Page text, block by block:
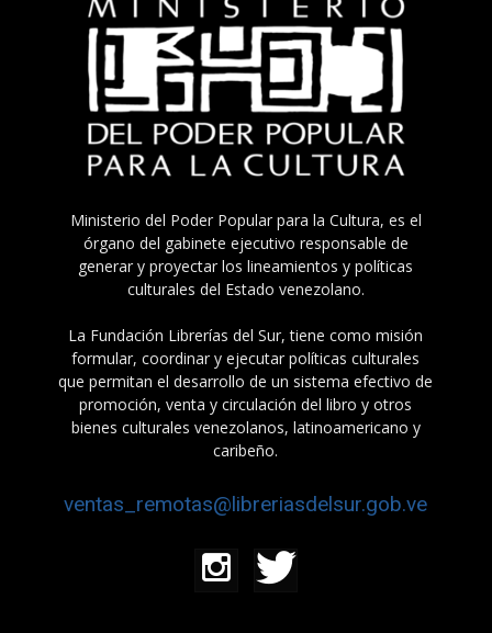
Ministerio del Poder Popular para la Cultura, es el
órgano del gabinete ejecutivo responsable de
generar y proyectar los lineamientos y políticas
culturales del Estado venezolano.
La Fundación Librerías del Sur, tiene como misión
formular, coordinar y ejecutar políticas culturales
que permitan el desarrollo de un sistema efectivo de
promoción, venta y circulación del libro y otros
bienes culturales venezolanos, latinoamericano y
caribeño.
ventas_remotas@libreriasdelsur.gob.ve